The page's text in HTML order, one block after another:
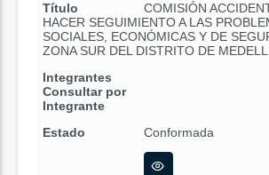
Título
COMISIÓN
HACER SEGUIMIENTO A LAS
SOCIALES, ECONÓMICAS Y DE
ZONA SUR DEL DISTRITO DE
Integrantes
Consultar por
Integrante
Estado
Conformada